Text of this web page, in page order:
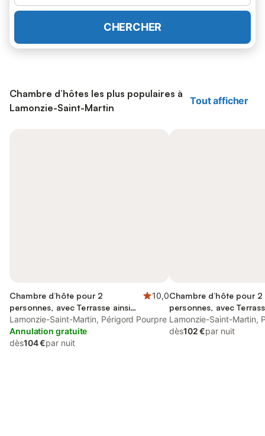
CHERCHER
Chambre d’hôtes les plus populaires à
Lamonzie-Saint-Martin
Tout afficher
Chambre d’hôte pour 2
personnes, avec Terrasse ainsi
que Jardin et Piscine
10,0
Lamonzie-Saint-Martin, Périgord Pourpre
Annulation gratuite
dès104 €par nuit
Chambre d’hôte pour 2
personnes, avec
Jardin ainsi que Piscine
Lamonzie-Saint-Martin,
dès102 €par nuit